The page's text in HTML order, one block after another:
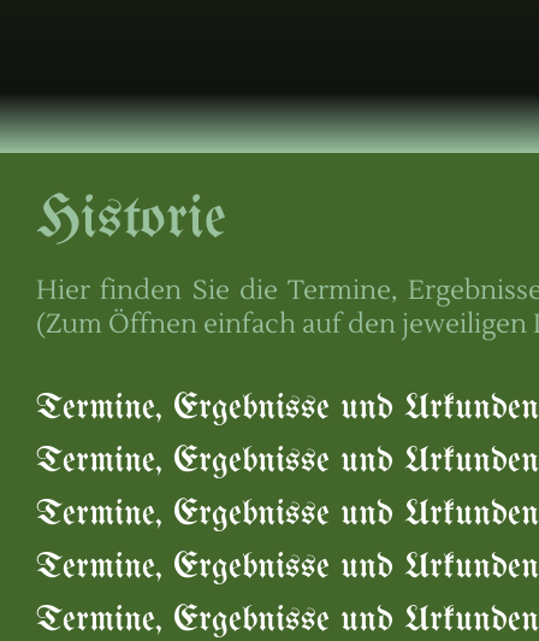
Historie
Hier finden Sie die Termine,
(Zum Öffnen einfach auf den jeweiligen
Termine, Ergebnisse und
Termine, Ergebnisse und
Termine, Ergebnisse und
Termine, Ergebnisse und
Termine, Ergebnisse und